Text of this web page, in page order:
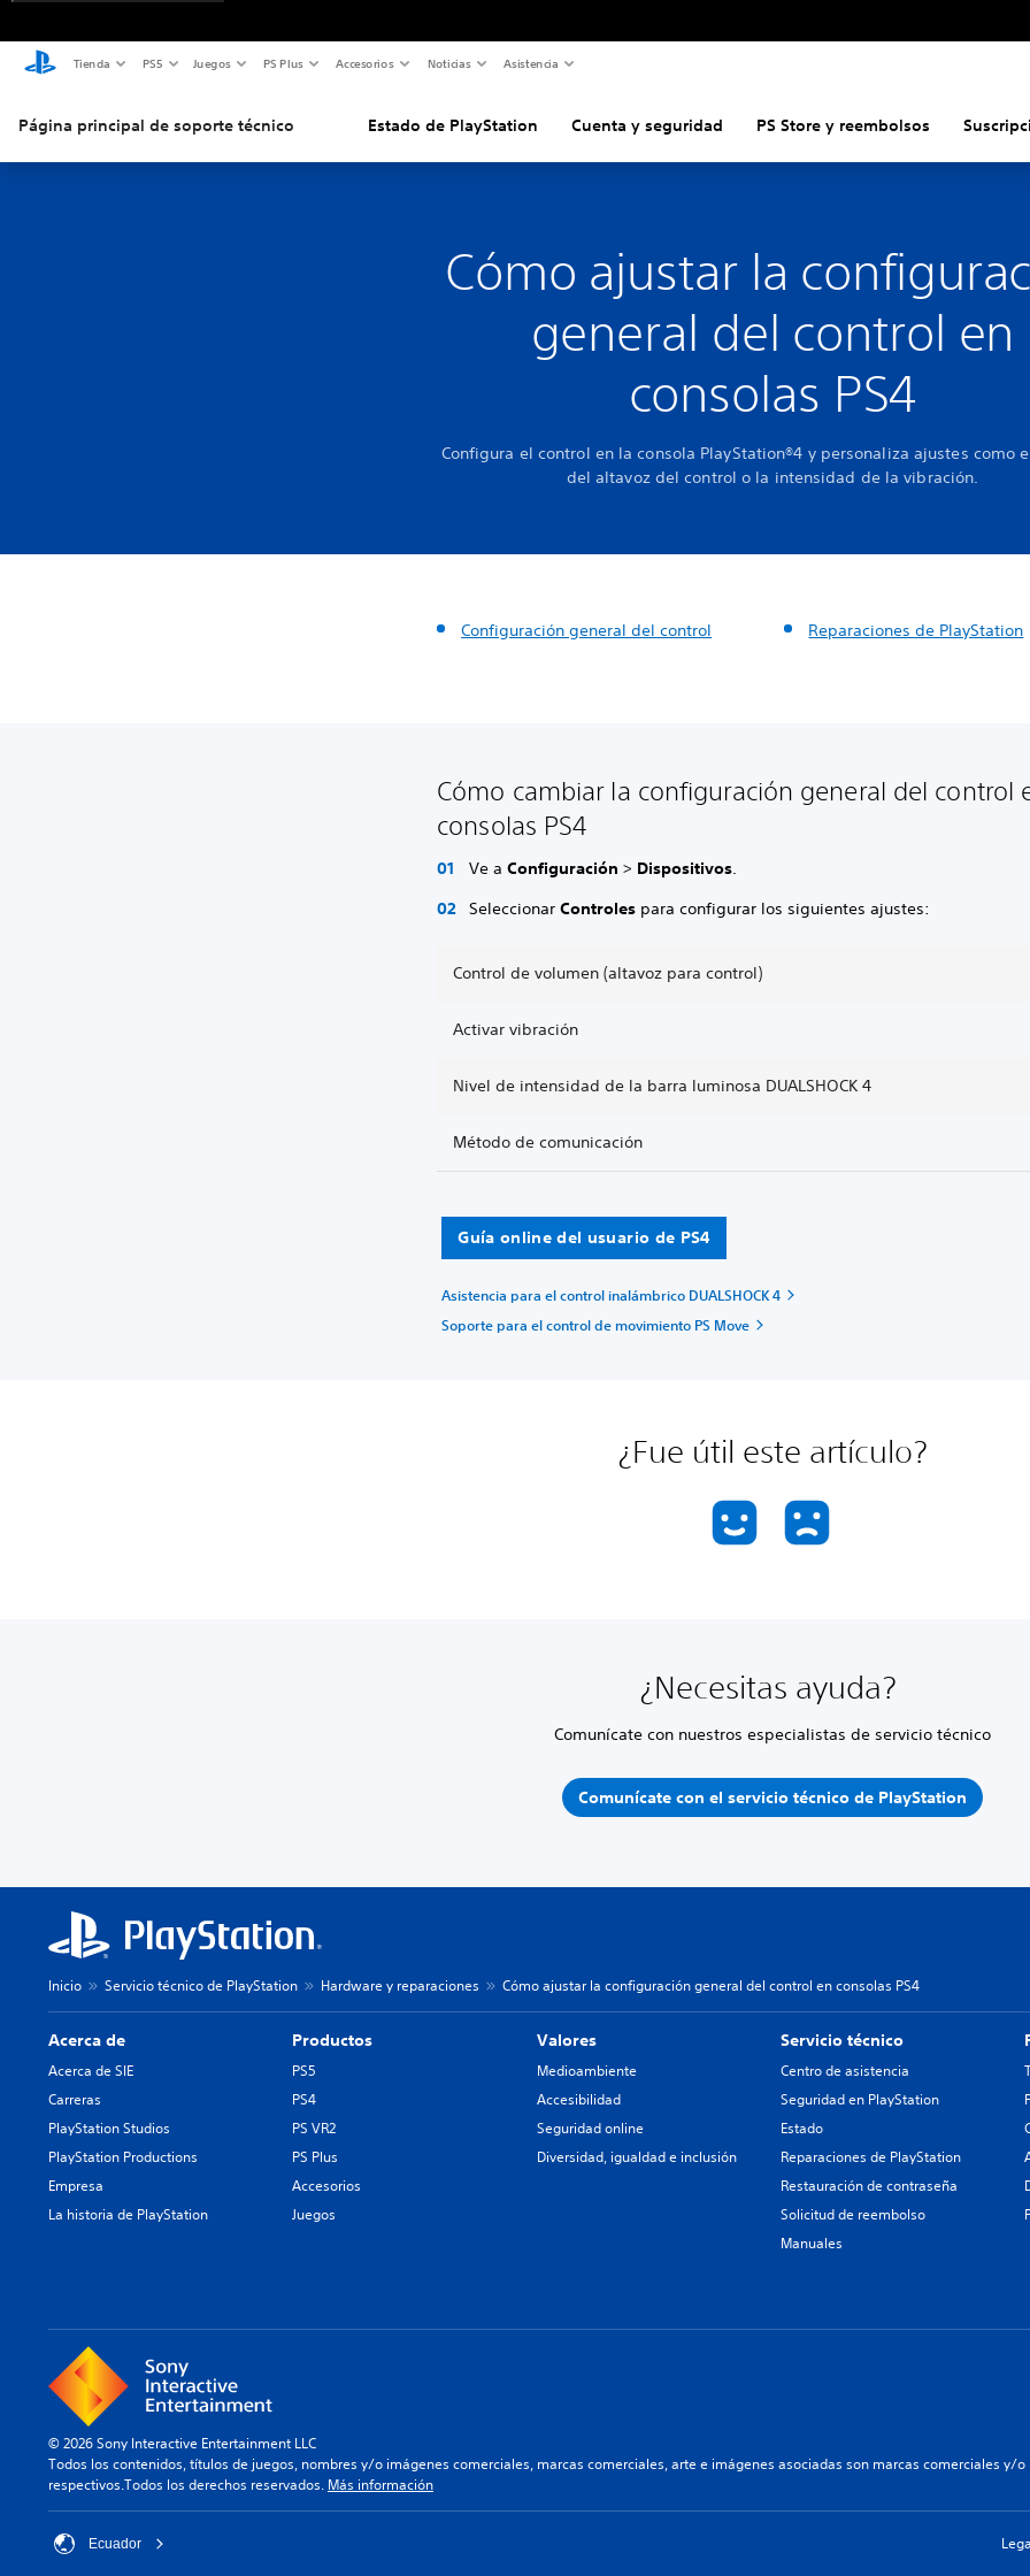
Tienda PS5 Juegos PS Plus Accesorios Noticias Asistencia
Página principal de soporte técnico Estado de PlayStation Cuenta y seguridad PS Store y reembolsos
Cómo ajustar la
general del control en
consolas PS4
Configura el control en la consola PlayStation®4 y personaliza ajustes como
del altavoz del control o la intensidad de la vibración.
Configuración general del control Reparaciones de PlayStation
Cómo cambiar la configuración general del control
consolas PS4
Ve aConfiguración > Dispositivos.
SeleccionarControles para configurar los siguientes ajustes:
Control de volumen (altavoz para control)
Activar vibración
Nivel de intensidad de la barra luminosa DUALSHOCK 4
Método de comunicación
Guía online del usuario de PS4
Asistencia para el control inalámbrico DUALSHOCK 4
Soporte para el control de movimiento PS Move
¿Fue útil este artículo?
¿Necesitas ayuda?
Comunícate con nuestros especialistas de servicio técnico
Comunícate con el servicio técnico de PlayStation
Inicio Servicio técnico de PlayStation Hardware y reparaciones Cómo ajustar la configuración general del control en consolas PS4
Acerca de
Acerca de SIE
Carreras
PlayStation Studios
PlayStation Productions
Empresa
La historia de PlayStation
Productos
PS5
PS4
PS VR2
PS Plus
Accesorios
Juegos
Valores
Medioambiente
Accesibilidad
Seguridad online
Diversidad, igualdad e inclusión
Servicio técnico
Centro de asistencia
Seguridad en PlayStation
Estado
Reparaciones de PlayStation
Restauración de contraseña
Solicitud de reembolso
Manuales
© 2026 Sony Interactive Entertainment LLC
Todos los contenidos, títulos de juegos, nombres y/o imágenes comerciales, marcas comerciales, arte e imágenes asociadas son marcas comerciales y/
respectivos.Todos los derechos reservados. Más información
Ecuador